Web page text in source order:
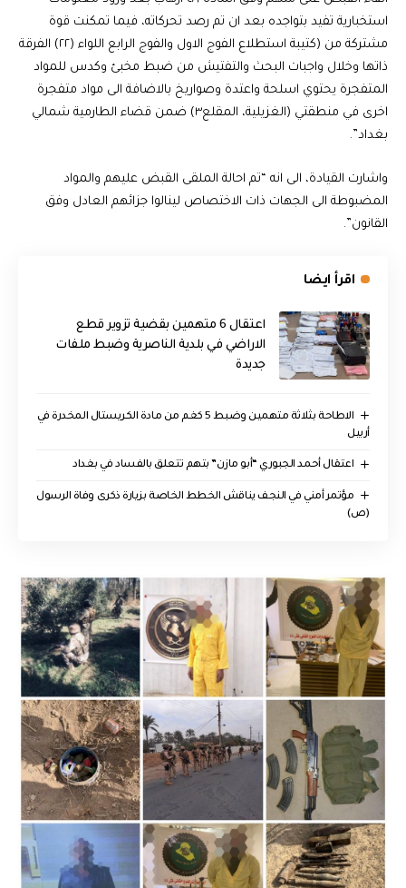
استخبارية تفيد بتواجده بعد ان تم رصد تحركاته، فيما تمكنت قوة
مشتركة من (كتيبة استطلاع الفوج الاول والفوج الرابع اللواء (٢٢) الفرقة
ذاتها وخلال واجبات البحث والتفتيش من ضبط مخبئ وكدس للمواد
المتفجرة يحتوي اسلحة واعتدة وصواريخ بالاضافة الى مواد متفجرة
اخرى في منطقتي (الغزيلية، المقلع٣) ضمن قضاء الطارمية شمالي
بغداد”.
واشارت القيادة، الى انه “تم احالة الملقى القبض عليهم والمواد
المضبوطة الى الجهات ذات الاختصاص لينالوا جزائهم العادل وفق
القانون”.
اقرأ ايضا
اعتقال 6 متهمين بقضية تزوير قطع
الاراضي في بلدية الناصرية وضبط ملفات
جديدة
الاطاحة بثلاثة متهمين وضبط 5 كغم من مادة الكريستال المخدرة ​في
أربيل
اعتقال أحمد الجبوري “أبو مازن” بتهم تتعلق بالفساد في بغداد
مؤتمر أمني في النجف يناقش الخطط الخاصة بزيارة ذكرى وفاة الرسول
(ص)